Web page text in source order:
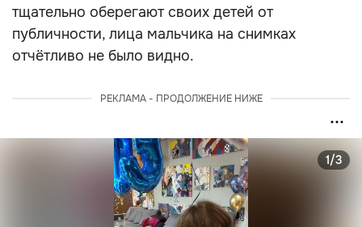
тщательно оберегают своих детей от
публичности, лица мальчика на снимках
отчётливо не было видно.
РЕКЛАМА - ПРОДОЛЖЕНИЕ НИЖЕ
1/3